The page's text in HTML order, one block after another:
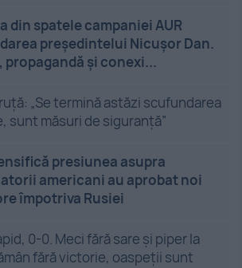
din spatele campaniei AUR
președintelui Nicușor Dan.
propagandă și conexi...
„Se termină astăzi scufundarea
sunt măsuri de siguranţă”
presiunea asupra
americani au aprobat noi
împotriva Rusiei
0-0. Meci fără sare și piper la
fără victorie, oaspeții sunt